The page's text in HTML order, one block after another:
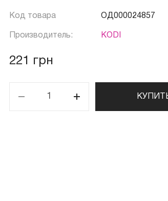
Код товара ОД000024857
Производитель: KODI
221 грн